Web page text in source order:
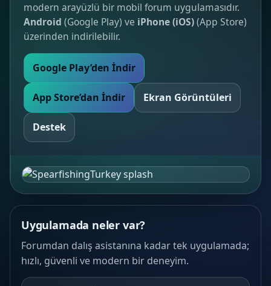
modern arayüzlü bir mobil forum uygulamasıdır.
Android (Google Play) ve iPhone (iOS)(App Store)
üzerinden indirilebilir.
Google Play’den İndir
App Store’dan İndir Ekran Görüntüleri
Destek
Uygulamada neler var?
Forumdan dalış asistanına kadar tek uygulamada;
hızlı, güvenli ve modern bir deneyim.